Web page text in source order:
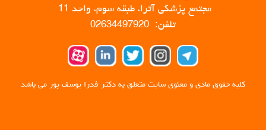
مجتمع پزشکی آترا، طبقه سوم، واحد 11
تلفن: 02634497920
کلیه حقوق مادی و معنوی سایت متعلق به دکتر فدرا یوسف پور می باشد